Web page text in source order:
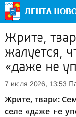
Жрите,
жалуется,
«даже не
7 июля 2026, 13:53
Жрите, твари:
селе «даже не